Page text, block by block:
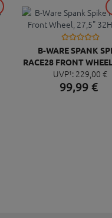
B-WARE SPANK
RACE28 FRONT
32H BLACK
UVP¹: 229, 00 €
99,99€